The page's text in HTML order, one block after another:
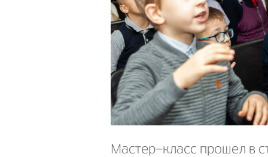
Мастер-класс прошел в